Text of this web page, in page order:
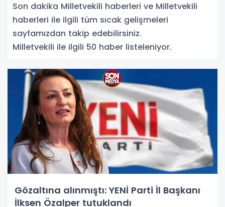
Son dakika Milletvekili haberleri ve Milletvekili
haberleri ile ilgili tüm sıcak gelişmeleri
sayfamızdan takip edebilirsiniz.
Milletvekili ile ilgili 50 haber listeleniyor.
Gözaltına alınmıştı: YENİ Parti İl Başkanı
İlksen Özalper tutuklandı